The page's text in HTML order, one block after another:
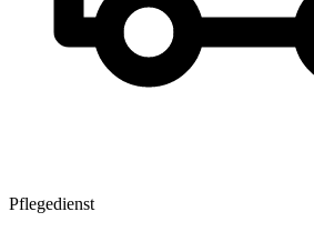
Pflegedienst